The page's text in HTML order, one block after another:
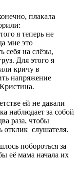
плакала
я теперь не
мне это
себя на слёзы,
Для этого я
кричу в
напряжение
ей не давали
наблюдает за собой
раза, чтобы
отклик слушателя.
побороться за
её мама начала их